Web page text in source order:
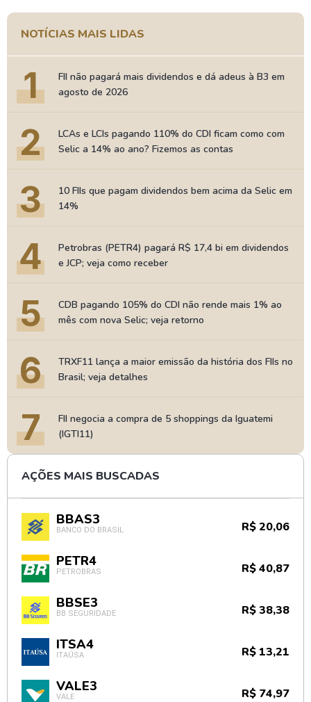
NOTÍCIAS MAIS LIDAS
1
FII não pagará mais dividendos e dá adeus à B3 em
agosto de 2026
2
LCAs e LCIs pagando 110% do CDI ficam como com
Selic a 14% ao ano? Fizemos as contas
3
10 FIIs que pagam dividendos bem acima da Selic em
14%
4
Petrobras (PETR4) pagará R$ 17,4 bi em dividendos
e JCP; veja como receber
5
CDB pagando 105% do CDI não rende mais 1% ao
mês com nova Selic; veja retorno
6
TRXF11 lança a maior emissão da história dos FIIs no
Brasil; veja detalhes
7
FII negocia a compra de 5 shoppings da Iguatemi
(IGTI11)
AÇÕES MAIS BUSCADAS
BBAS3
BANCO DO BRASIL R$ 20,06
PETR4
PETROBRAS R$ 40,87
BBSE3
BB SEGURIDADE R$ 38,38
ITSA4
ITAÚSA R$ 13,21
VALE3
VALE R$ 74,97